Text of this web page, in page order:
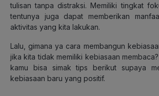
tulisan tanpa distraksi. Memiliki tingkat
tentunya juga dapat memberikan
aktivitas yang kita lakukan.
Lalu, gimana ya cara membangun
jika kita tidak memiliki kebiasaan
kamu bisa simak tips berikut supaya
kebiasaan baru yang positif.